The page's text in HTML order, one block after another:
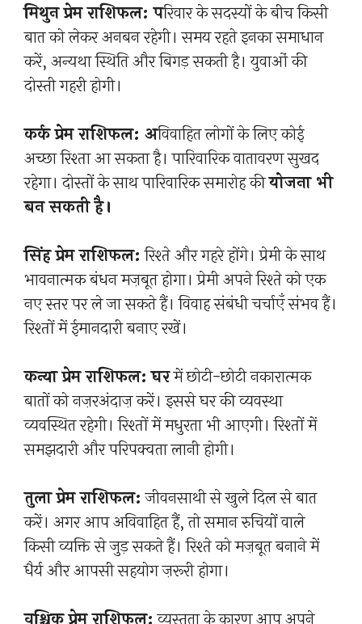
मिथुन प्रेम राशिफल: परिवार के सदस्यों के बीच किसी
बात को लेकर अनबन रहेगी। समय रहते इनका समाधान
करें, अन्यथा स्थिति और बिगड़ सकती है। युवाओं की
दोस्ती गहरी होगी।
कर्क प्रेम राशिफल: अविवाहित लोगों के लिए कोई
अच्छा रिश्ता आ सकता है। पारिवारिक वातावरण सुखद
रहेगा। दोस्तों के साथ पारिवारिक समारोह कीयोजना भी
बन सकती है।
सिंह प्रेम राशिफल:रिश्ते और गहरे होंगे। प्रेमी के साथ
भावनात्मक बंधन मज़बूत होगा। प्रेमी अपने रिश्ते को एक
नए स्तर पर ले जा सकते हैं। विवाह संबंधी चर्चाएँ संभव हैं।
रिश्तों में ईमानदारी बनाए रखें।
कन्या प्रेम राशिफल: घरमें छोटी-छोटी नकारात्मक
बातों को नज़रअंदाज़ करें। इससे घर की व्यवस्था
व्यवस्थित रहेगी। रिश्तों में मधुरता भी आएगी। रिश्तों में
समझदारी और परिपक्वता लानी होगी।
तुला प्रेम राशिफल:जीवनसाथी से खुले दिल से बात
करें। अगर आप अविवाहित हैं, तो समान रुचियों वाले
किसी व्यक्ति से जुड़ सकते हैं। रिश्ते को मज़बूत बनाने में
धैर्य और आपसी सहयोग ज़रूरी होगा।